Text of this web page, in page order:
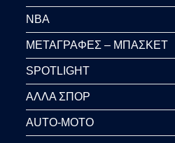
NBA
ΜΕΤΑΓΡΑΦΕΣ – ΜΠΑΣΚΕΤ
SPOTLIGHT
ΑΛΛΑ ΣΠΟΡ
AUTO-MOTO